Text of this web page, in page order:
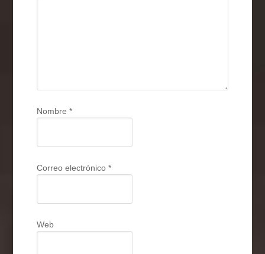
Nombre*
Correo electrónico*
Web